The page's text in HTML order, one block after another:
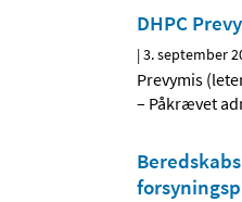
DHPC
|3. september
Prevymis
– Påkrævet